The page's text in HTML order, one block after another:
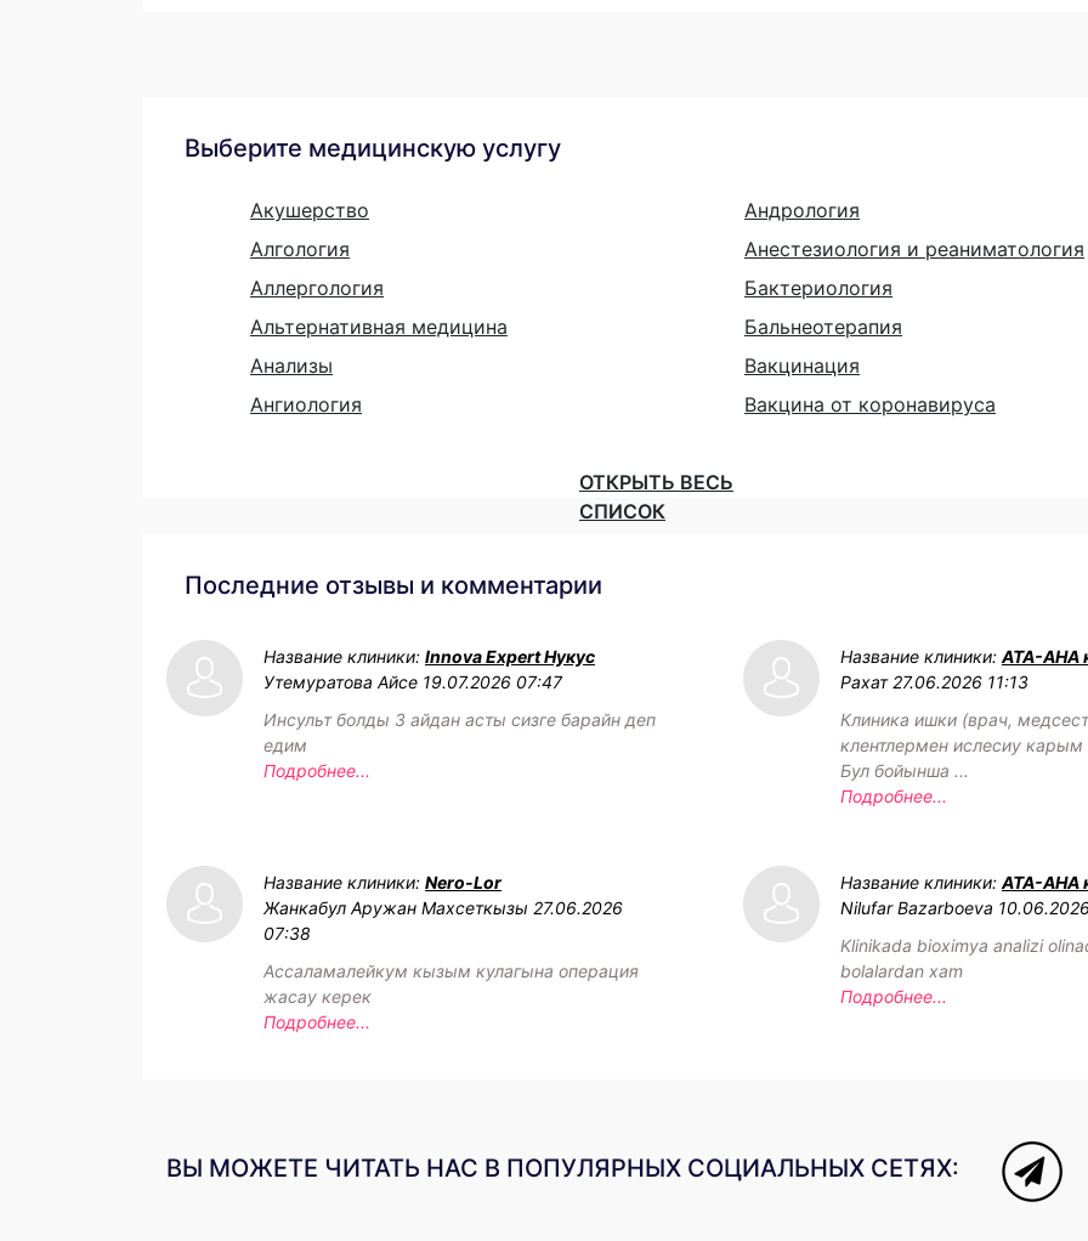
Выберите медицинскую услугу
Акушерство
Алгология
Аллергология
Альтернативная медицина
Анализы
Ангиология
Андрология
Анестезиология и реаниматология
Бактериология
Бальнеотерапия
Вакцинация
Вакцина от коронавируса
ОТКРЫТЬ ВЕСЬ
СПИСОК
Последние отзывы и комментарии
Название клиники: Innova Expert Нукус
Утемуратова Айсе 19.07.2026 07:47
Инсульт болды 3 айдан асты сизге барайн деп
едим
Подробнее...
Название клиники: АТА-АНА
Рахат 27.06.2026 11:13
Клиника ишки (врач,
клентлермен ислесиу карым
Бул бойынша ...
Подробнее...
Название клиники: Nero-Lor
Жанкабул Аружан Махсеткызы 27.06.2026
07:38
Ассаламалейкум кызым кулагына операция
жасау керек
Подробнее...
Название клиники: АТА-АНА
Nilufar Bazarboeva
Klinikada bioximya analizi
bolalardan xam
Подробнее...
ВЫ МОЖЕТЕ ЧИТАТЬ НАС В ПОПУЛЯРНЫХ СОЦИАЛЬНЫХ СЕТЯХ: